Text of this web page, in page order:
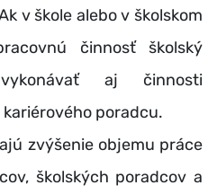
v škole alebo v školskom
činnosť školský
aj činnosti
poradcu.
zvýšenie objemu práce
školských poradcov a